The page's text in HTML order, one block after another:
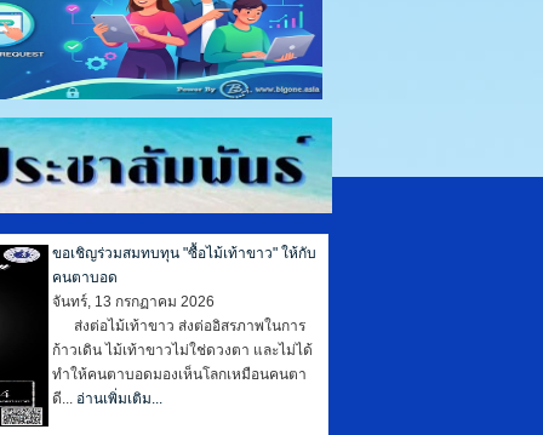
สำนักงานพัฒนาสังคมและความมั่นคงของ
มนุษย์จังหวัดเพชรบุรี จัดโครงการ One
Stop Service ออกหน่วยจดทะเบียนคน
พิการเคลื่อนที่ 7 อำเภอ
พฤหัสบดี, 09 กรกฏาคม 2026
ขออนุญาตประชาสัมพันธ์โครงการออก
หน่วยบริการเคลื่อนที่ One Stop Service